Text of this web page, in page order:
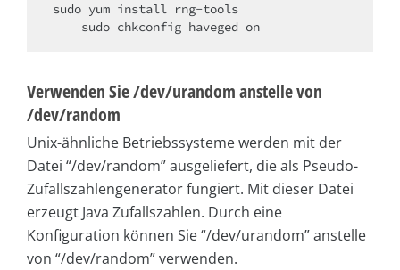
sudo yum install rng-tools
Verwenden Sie /dev/urandom anstelle von
/dev/random
Unix-ähnliche Betriebssysteme werden mit der
Datei “/dev/random” ausgeliefert, die als Pseudo-
Zufallszahlengenerator fungiert. Mit dieser Datei
erzeugt Java Zufallszahlen. Durch eine
Konfiguration können Sie “/dev/urandom” anstelle
von “/dev/random” verwenden.